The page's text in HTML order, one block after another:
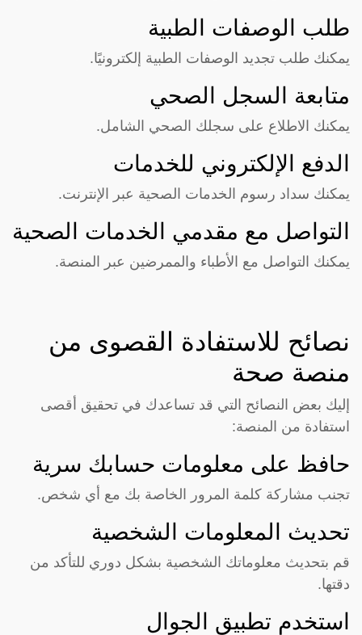
طلب الوصفات الطبية
يمكنك طلب تجديد الوصفات الطبية إلكترونيًا.
متابعة السجل الصحي
يمكنك الاطلاع على سجلك الصحي الشامل.
الدفع الإلكتروني للخدمات
يمكنك سداد رسوم الخدمات الصحية عبر الإنترنت.
التواصل مع مقدمي الخدمات الصحية
يمكنك التواصل مع الأطباء والممرضين عبر المنصة.
نصائح للاستفادة القصوى من
منصة صحة
إليك بعض النصائح التي قد تساعدك في تحقيق أقصى
استفادة من المنصة:
حافظ على معلومات حسابك سرية
تجنب مشاركة كلمة المرور الخاصة بك مع أي شخص.
تحديث المعلومات الشخصية
قم بتحديث معلوماتك الشخصية بشكل دوري للتأكد من
دقتها.
استخدم تطبيق الجوال